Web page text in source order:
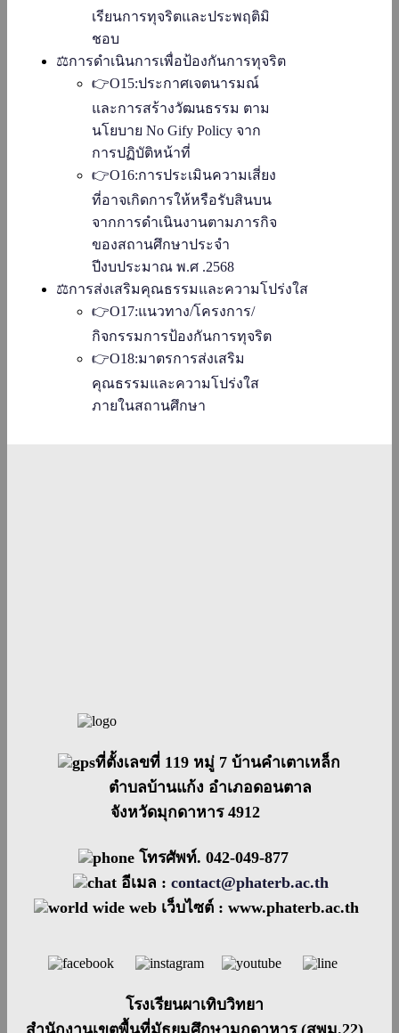
เรียนการทุจริตและประพฤติมิ
ชอบ
⚖️การดำเนินการเพื่อป้องกันการทุจริต
👉O15:ประกาศเจตนารมณ์
และการสร้างวัฒนธรรม ตาม
นโยบาย No Gify Policy จาก
การปฏิบัติหน้าที่
👉O16:การประเมินความเสี่ยง
ที่อาจเกิดการให้หรือรับสินบน
จากการดำเนินงานตามภารกิจ
ของสถานศึกษาประจำ
ปีงบประมาณ พ.ศ .2568
⚖️การส่งเสริมคุณธรรมและความโปร่งใส
👉O17:แนวทาง/โครงการ/
กิจกรรมการป้องกันการทุจริต
👉O18:มาตรการส่งเสริม
คุณธรรมและความโปร่งใส
ภายในสถานศึกษา
ที่ตั้งเลขที่ 119 หมู่ 7 บ้านคำเตาเหล็ก
ตำบลบ้านแก้ง อำเภอดอนตาล
จังหวัดมุกดาหาร 4912
โทรศัพท์. 042-049-877
อีเมล : contact@phaterb.ac.th
เว็บไซต์ : www.phaterb.ac.th
โรงเรียนผาเทิบวิทยา